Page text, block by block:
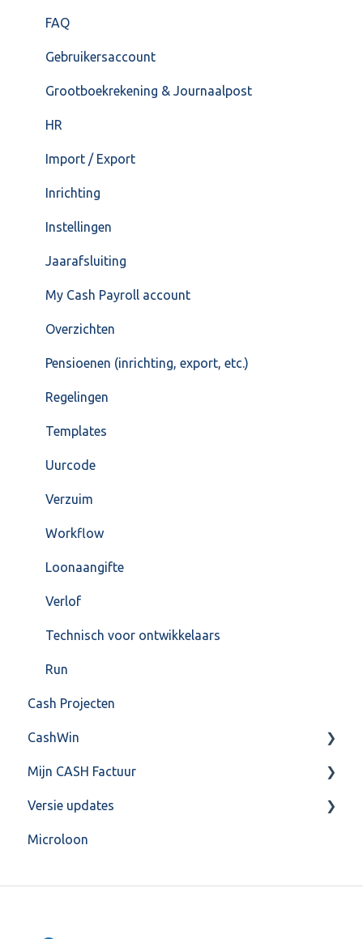
FAQ – Beëindiging CASH Lonen en overstap naar
FAQ
Gebruikersaccount
Grootboekrekening & Journaalpost
HR
Import / Export
Inrichting
Instellingen
Jaarafsluiting
My Cash Payroll account
Overzichten
Pensioenen (inrichting, export, etc.)
Regelingen
Templates
Uurcode
Verzuim
Workflow
Loonaangifte
Verlof
Technisch voor ontwikkelaars
Run
Cash Projecten
CashWin
Overig
Mijn CASH Factuur
Facturatie Loonportal( CASH Lonen)
Mijn CASH factuur
Versie updates
CashWeb updates 2025
Microloon